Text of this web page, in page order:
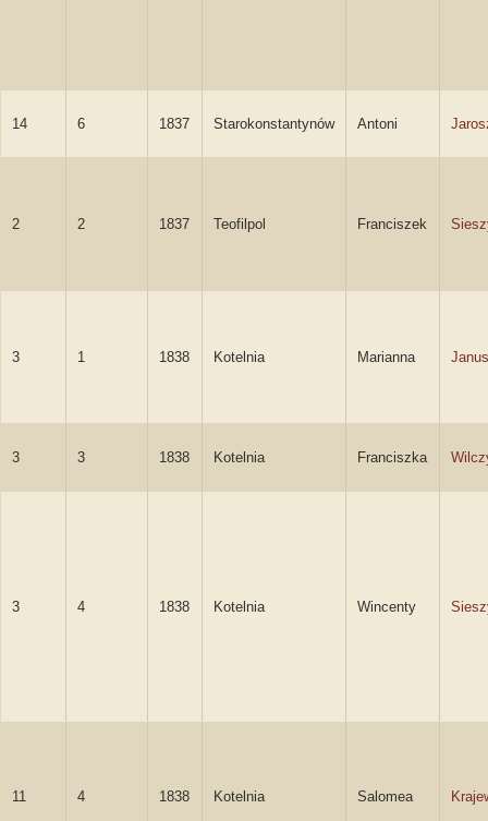
14 6 1837 Starokonstantynów Antoni
2 2 1837 Teofilpol Franciszek
3 1 1838 Kotelnia Marianna
3 3 1838 Kotelnia Franciszka
3 4 1838 Kotelnia Wincenty
11 4 1838 Kotelnia Salomea